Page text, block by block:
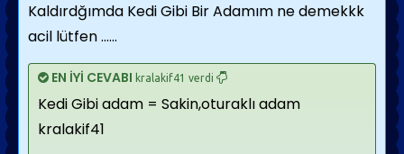
Kaldırdğımda Kedi Gibi Bir Adamım ne demekkk
acil lütfen ......
EN İYİ CEVABI kralakif41 verdi
Kedi Gibi adam = Sakin,oturaklı adam
kralakif41